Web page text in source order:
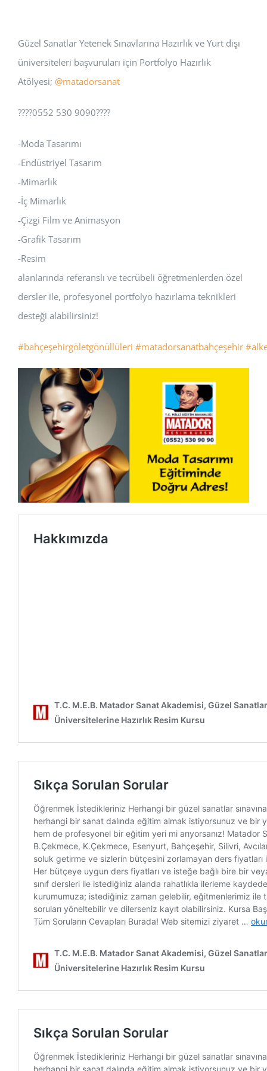
Güzel Sanatlar Yetenek Sınavlarına Hazırlık ve Yurt dışı
üniversiteleri başvuruları için Portfolyo Hazırlık
Atölyesi; @matadorsanat
????0552 530 9090????
-Moda Tasarımı
-Endüstriyel Tasarım
-Mimarlık
-İç Mimarlık
-Çizgi Film ve Animasyon
-Grafik Tasarım
-Resim
alanlarında referanslı ve tecrübeli öğretmenlerden özel
dersler ile, profesyonel portfolyo hazırlama teknikleri
desteği alabilirsiniz!
#bahçeşehirgöletgönüllüleri #matadorsanatbahçeşehir